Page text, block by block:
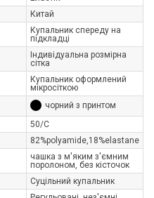
Китай
Купальник спереду на
підкладці
Індивідуальна розмірна
сітка
Купальник оформлений
мікросіткою
чорний з принтом
50/C
82%polyamide,18%elastane
чашка з м'яким з'ємним
поролоном, без кісточок
Суцільний купальник